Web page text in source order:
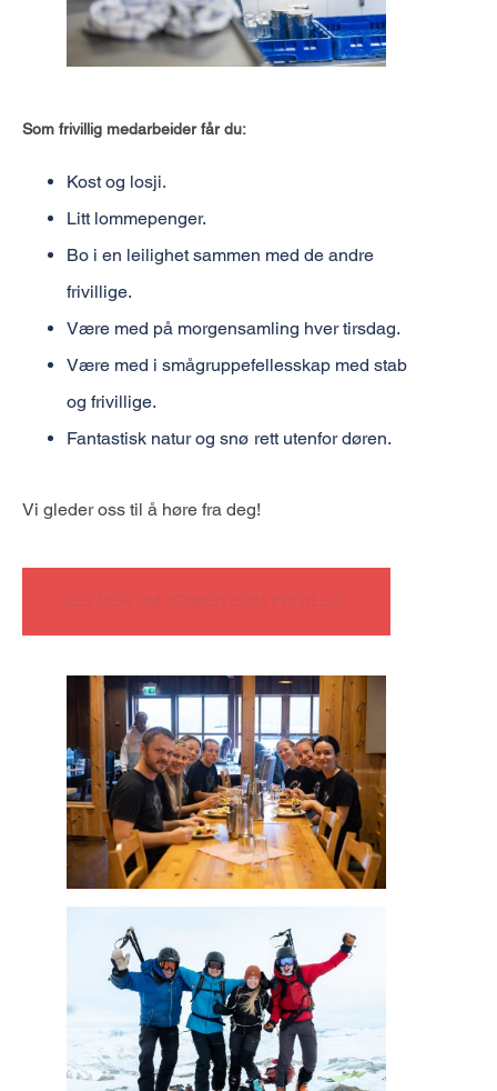
Som frivillig medarbeider får du:
Kost og losji.
Litt lommepenger.
Bo i en leilighet sammen med de andre
frivillige.
Være med på morgensamling hver tirsdag.
Være med i smågruppefellesskap med stab
og frivillige.
Fantastisk natur og snø rett utenfor døren.
Vi gleder oss til å høre fra deg!